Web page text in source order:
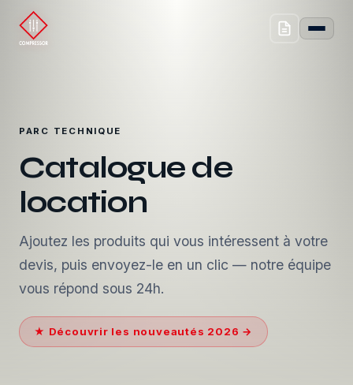
PARC TECHNIQUE
Catalogue de
location
Ajoutez les produits qui vous intéressent à votre
devis, puis envoyez-le en un clic — notre équipe
vous répond sous 24h.
★ Découvrir les nouveautés 2026 →